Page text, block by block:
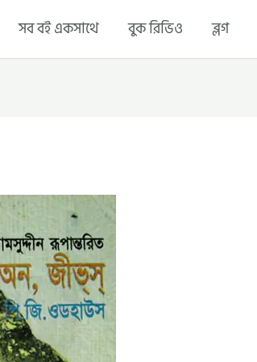
সব বই একসাথে বুক রিভিও ব্লগ